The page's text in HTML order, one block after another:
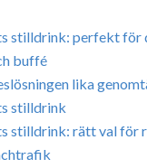
stilldrink: perfekt för
buffé
lika
stilldrink
stilldrink: rätt val för